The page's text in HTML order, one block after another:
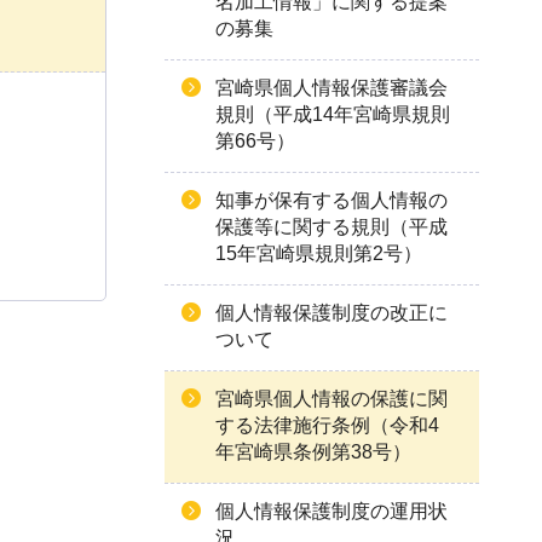
の募集
宮崎県個人情報保護審議会
規則（平成14年宮崎県規則
第66号）
知事が保有する個人情報の
保護等に関する規則（平成
15年宮崎県規則第2号）
個人情報保護制度の改正に
ついて
宮崎県個人情報の保護に関
する法律施行条例（令和4
年宮崎県条例第38号）
個人情報保護制度の運用状
況